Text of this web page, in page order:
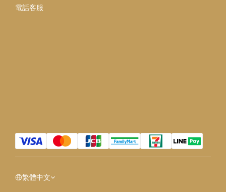
電話客服
繁體中文